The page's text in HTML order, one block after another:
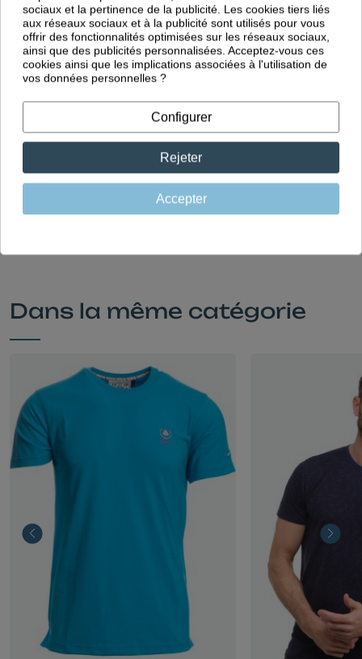
durable
Fabrication
Européenne
Des vêtements imaginés en
France et fabriqués au Portugal
dans notre propre usine
Dans la même catégorie
sociaux et la pertinence de la publicité. Les cookies tiers liés
aux réseaux sociaux et à la publicité sont utilisés pour vous
offrir des fonctionnalités optimisées sur les réseaux sociaux,
ainsi que des publicités personnalisées. Acceptez-vous ces
cookies ainsi que les implications associées à l'utilisation de
vos données personnelles ?
Configurer
Rejeter
Accepter